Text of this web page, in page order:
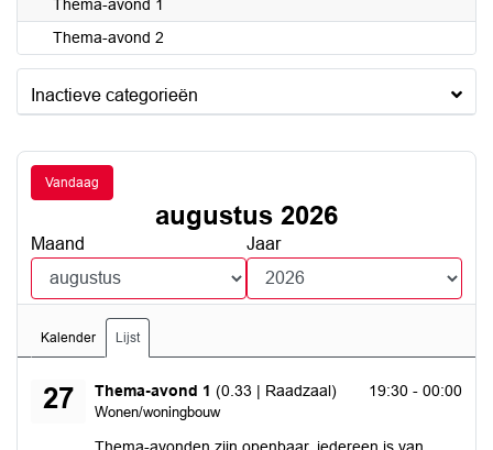
Thema-avond 1
Thema-avond 2
Inactieve categorieën
Vandaag
augustus 2026
Maand Jaar
Kalender Lijst
27 Thema-avond 1 (0.33 | Raadzaal)
Wonen/woningbouw
donderdag 27 augustus 2026 19:30 - 00:00